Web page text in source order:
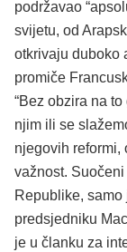
podržavao
svijetu, od
otkrivaju duboko
promiče
“Bez obzira na
njim ili se
njegovih reformi,
važnost.
Republike,
predsjedniku
je u članku za